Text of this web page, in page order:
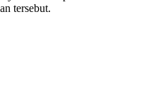
tersebut.